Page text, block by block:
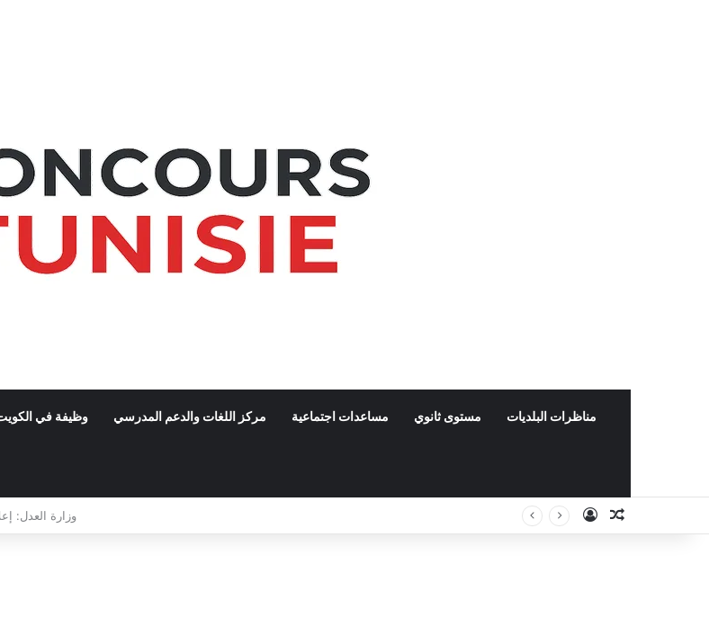
وظيفة في مركز اللغات والدعم المدرسي مساعدات اجتماعية مستوى ثانوي مناظرات البلديات
مناظرات الوظيفة Connexion
Article